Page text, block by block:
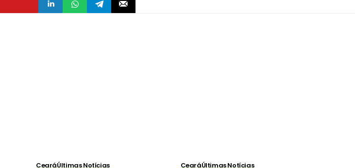
CearáÚltimas Notícias CearáÚltimas Notícias